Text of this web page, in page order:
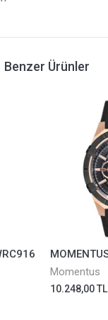
Benzer Ürünler
Momentus
10.248,00 TL